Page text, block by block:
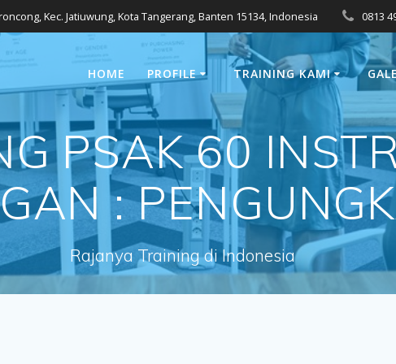
Kec. Jatiuwung, Kota Tangerang, Banten 15134, Indonesia 0813
HOME PROFILE TRAINING KAMI
PSAK 60
:
Rajanya Training di Indonesia